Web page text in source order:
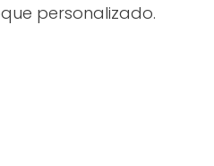
personalizado.